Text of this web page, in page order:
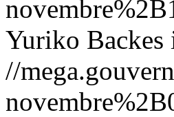
Yuriko
//